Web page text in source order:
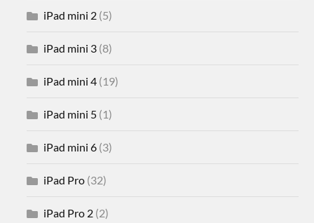
iPad mini 2 (5)
iPad mini 3 (8)
iPad mini 4 (19)
iPad mini 5 (1)
iPad mini 6 (3)
iPad Pro (32)
iPad Pro 2 (2)